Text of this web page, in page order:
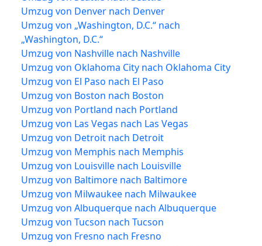
Umzug von Denver nach Denver
Umzug von „Washington, D.C.“ nach
„Washington, D.C.“
Umzug von Nashville nach Nashville
Umzug von Oklahoma City nach Oklahoma City
Umzug von El Paso nach El Paso
Umzug von Boston nach Boston
Umzug von Portland nach Portland
Umzug von Las Vegas nach Las Vegas
Umzug von Detroit nach Detroit
Umzug von Memphis nach Memphis
Umzug von Louisville nach Louisville
Umzug von Baltimore nach Baltimore
Umzug von Milwaukee nach Milwaukee
Umzug von Albuquerque nach Albuquerque
Umzug von Tucson nach Tucson
Umzug von Fresno nach Fresno